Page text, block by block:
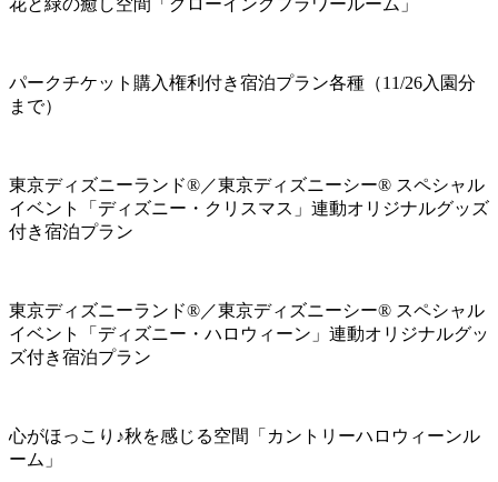
パークチケット購入権利付き宿泊プラン各種（11/26入園分
まで）
東京ディズニーランド®／東京ディズニーシー® スペシャル
イベント「ディズニー・クリスマス」連動オリジナルグッズ
付き宿泊プラン
東京ディズニーランド®／東京ディズニーシー® スペシャル
イベント「ディズニー・ハロウィーン」連動オリジナルグッ
ズ付き宿泊プラン
心がほっこり♪秋を感じる空間「カントリーハロウィーンル
ーム」